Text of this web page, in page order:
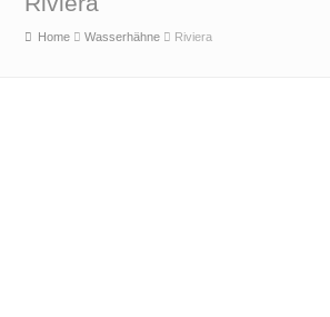
Home Wasserhähne Riviera